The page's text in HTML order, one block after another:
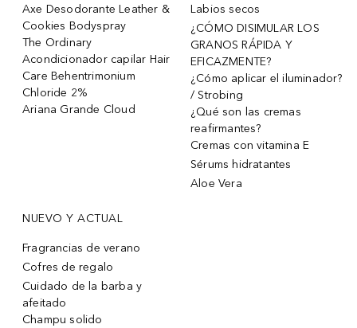
Axe Desodorante Leather &
Cookies Bodyspray
The Ordinary
Acondicionador capilar Hair
Care Behentrimonium
Chloride 2%
Ariana Grande Cloud
Labios secos
¿CÓMO DISIMULAR LOS
GRANOS RÁPIDA Y
EFICAZMENTE?
¿Cómo aplicar el iluminador?
/ Strobing
¿Qué son las cremas
reafirmantes?
Cremas con vitamina E
Sérums hidratantes
Aloe Vera
NUEVO Y ACTUAL
Fragrancias de verano
Cofres de regalo
Cuidado de la barba y
afeitado
Champu solido